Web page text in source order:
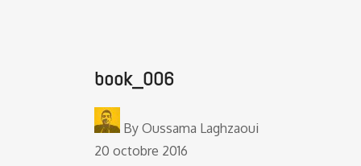
book_006
By Oussama Laghzaoui
20 octobre 2016